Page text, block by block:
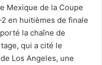
Mexique de la Coupe
en huitièmes de finale
la chaîne de
qui a cité le
Los Angeles, une